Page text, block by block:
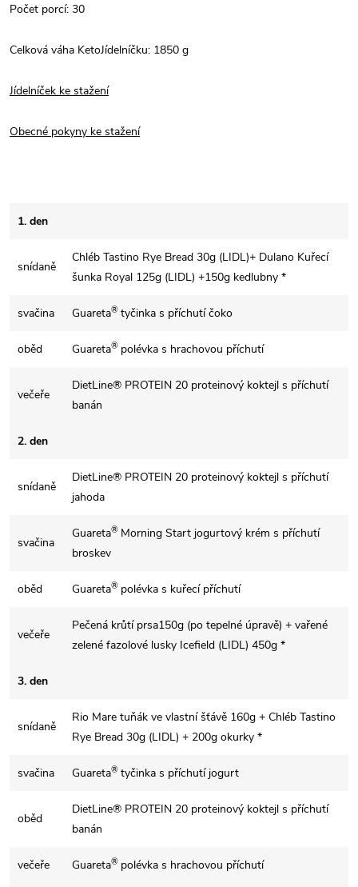
Počet porcí: 30
Celková váha KetoJídelníčku: 1850 g
Jídelníček ke stažení
Obecné pokyny ke stažení
1. den
snídaně
Chléb Tastino Rye Bread 30g (LIDL)+ Dulano Kuřecí
šunka Royal 125g (LIDL) +150g kedlubny *
svačina Guareta® tyčinka s příchutí čoko
oběd Guareta® polévka s hrachovou příchutí
večeře
DietLine® PROTEIN 20 proteinový koktejl s příchutí
banán
2. den
snídaně
DietLine® PROTEIN 20 proteinový koktejl s příchutí
jahoda
svačina
Guareta® Morning Start jogurtový krém s příchutí
broskev
oběd Guareta® polévka s kuřecí příchutí
večeře
Pečená krůtí prsa150g (po tepelné úpravě) + vařené
zelené fazolové lusky Icefield (LIDL) 450g *
3. den
snídaně
Rio Mare tuňák ve vlastní šťávě 160g + Chléb Tastino
Rye Bread 30g (LIDL) + 200g okurky *
svačina Guareta® tyčinka s příchutí jogurt
oběd
DietLine® PROTEIN 20 proteinový koktejl s příchutí
banán
večeře Guareta® polévka s hrachovou příchutí